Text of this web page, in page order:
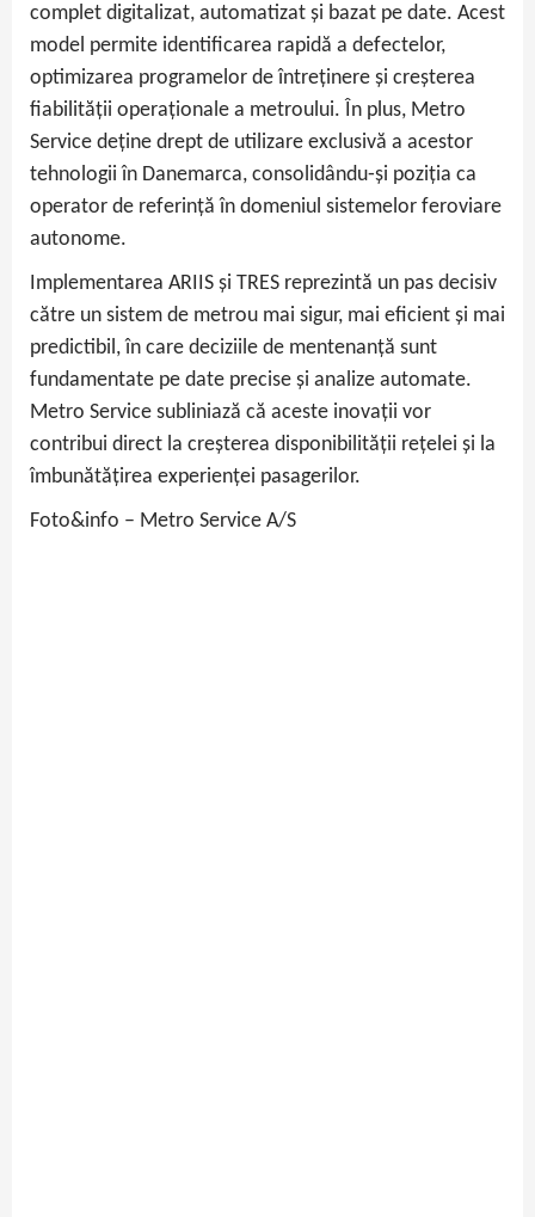
complet digitalizat, automatizat și bazat pe date. Acest
model permite identificarea rapidă a defectelor,
optimizarea programelor de întreținere și creșterea
fiabilității operaționale a metroului. În plus, Metro
Service deține drept de utilizare exclusivă a acestor
tehnologii în Danemarca, consolidându‑și poziția ca
operator de referință în domeniul sistemelor feroviare
autonome.
Implementarea ARIIS și TRES reprezintă un pas decisiv
către un sistem de metrou mai sigur, mai eficient și mai
predictibil, în care deciziile de mentenanță sunt
fundamentate pe date precise și analize automate.
Metro Service subliniază că aceste inovații vor
contribui direct la creșterea disponibilității rețelei și la
îmbunătățirea experienței pasagerilor.
Foto&info – Metro Service A/S